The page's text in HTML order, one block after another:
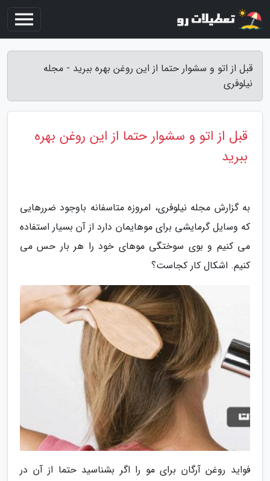
قبل از اتو و سشوار حتما از این روغن بهره ببرید - مجله
نیلوفری
قبل از اتو و سشوار حتما از این روغن بهره
ببرید
به گزارش مجله نیلوفری، امروزه متاسفانه باوجود ضررهایی
که وسایل گرمایشی برای موهایمان دارد از آن بسیار استفاده
می کنیم و بوی سوختگی موهای خود را هر بار حس می
کنیم. اشکال کار کجاست؟
فواید روغن آرگان برای مو را اگر بشناسید حتما از آن در